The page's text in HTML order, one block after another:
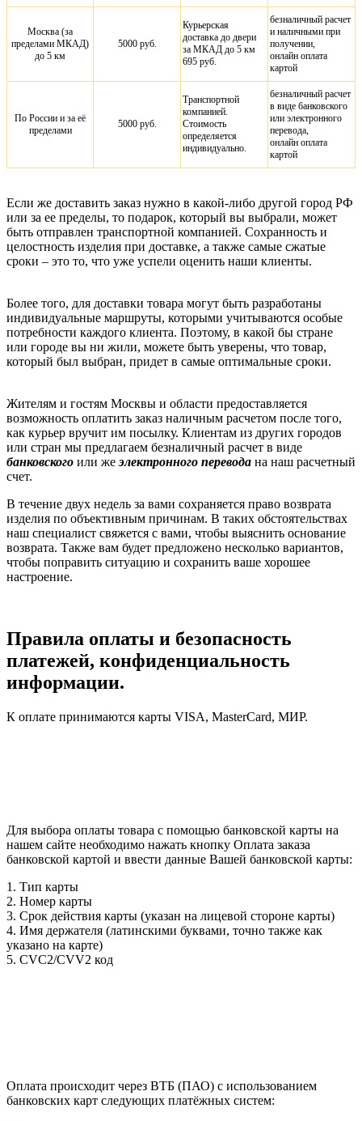
Москва (за
пределами МКАД)
до 5 км
5000 руб.
Курьерская
доставка до двери
за МКАД до 5 км
695 руб.
безналичный расчет
и наличными при
получении,
онлайн оплата
картой
По России и за её
пределами
5000 руб.
Транспортной
компанией.
Стоимость
определяется
индивидуально.
безналичный расчет
в виде банковского
или электронного
перевода,
онлайн оплата
картой
Если же доставить заказ нужно в какой-либо другой город РФ
или за ее пределы, то подарок, который вы выбрали, может
быть отправлен транспортной компанией. Сохранность и
целостность изделия при доставке, а также самые сжатые
сроки – это то, что уже успели оценить наши клиенты.
Более того, для доставки товара могут быть разработаны
индивидуальные маршруты, которыми учитываются особые
потребности каждого клиента. Поэтому, в какой бы стране
или городе вы ни жили, можете быть уверены, что товар,
который был выбран, придет в самые оптимальные сроки.
Жителям и гостям Москвы и области предоставляется
возможность оплатить заказ наличным расчетом после того,
как курьер вручит им посылку. Клиентам из других городов
или стран мы предлагаем безналичный расчет в виде
банковского или жеэлектронного перевода на наш расчетный
счет.
В течение двух недель за вами сохраняется право возврата
изделия по объективным причинам. В таких обстоятельствах
наш специалист свяжется с вами, чтобы выяснить основание
возврата. Также вам будет предложено несколько вариантов,
чтобы поправить ситуацию и сохранить ваше хорошее
настроение.
Правила оплаты и безопасность
платежей, конфиденциальность
информации.
К оплате принимаются карты VISA, MasterCard, МИР.
Для выбора оплаты товара с помощью банковской карты на
нашем сайте необходимо нажать кнопку Оплата заказа
банковской картой и ввести данные Вашей банковской карты:
1. Тип карты
2. Номер карты
3. Срок действия карты (указан на лицевой стороне карты)
4. Имя держателя (латинскими буквами, точно также как
указано на карте)
5. CVC2/CVV2 код
Оплата происходит через ВТБ (ПАО) с использованием
банковских карт следующих платёжных систем: